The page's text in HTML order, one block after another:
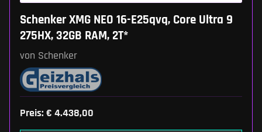
Schenker XMG NEO 16-E25qvq, Core Ultra 9
275HX, 32GB RAM, 2T*
von Schenker
Preis: € 4.438,00